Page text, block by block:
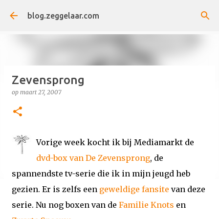
Doorgaan naar hoofdcontent
blog.zeggelaar.com
Zevensprong
op maart 27, 2007
Vorige week kocht ik bij Mediamarkt de
dvd-box van De Zevensprong, de
spannendste tv-serie die ik in mijn jeugd heb
gezien. Er is zelfs een geweldige fansite van deze
serie. Nu nog boxen van de Familie Knots en